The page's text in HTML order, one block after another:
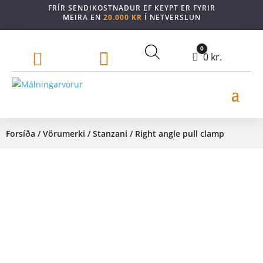
FRÍR SENDIKOSTNAÐUR EF KEYPT ER FYRIR
MEIRA EN 20.000 KR Í NETVERSLUN
  Cart
0
0 kr.
Forsíða /Vörumerki /Stanzani / Right angle pull clamp